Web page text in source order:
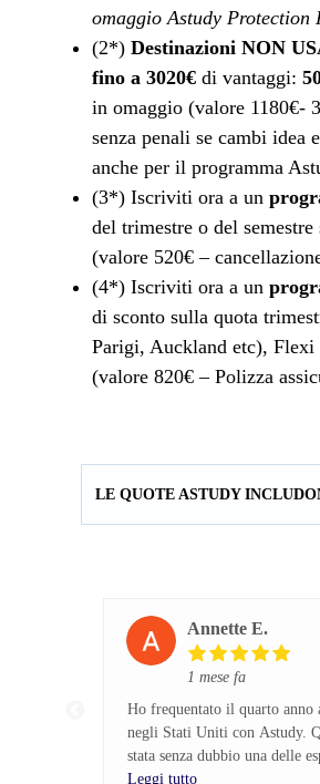
omaggio Astudy
(2*) Destinazioni NON
fino a 3020€ di vantaggi:
in omaggio (valore 1180€-
senza penali se cambi
anche per il programma
(3*) Iscriviti ora a un
del trimestre o del
(valore 520€ –
(4*) Iscriviti ora a un
di sconto sulla quota
Parigi, Auckland etc), Flexi
(valore 820€ – Polizza
LE QUOTE ASTUDY
Annette E.
1 mese fa
Ho frequentato il quarto anno
negli Stati Uniti con Astudy.
stata senza dubbio una delle
belle della mia vita e la rifarei
Leggi tutto